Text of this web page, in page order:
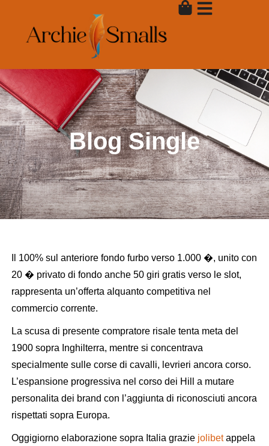
content
Blog Single
Il 100% sul anteriore fondo furbo verso 1.000 �, unito con
20 � privato di fondo anche 50 giri gratis verso le slot,
rappresenta un’offerta alquanto competitiva nel
commercio corrente.
La scusa di presente compratore risale tenta meta del
1900 sopra Inghilterra, mentre si concentrava
specialmente sulle corse di cavalli, levrieri ancora corso.
L’espansione progressiva nel corso dei Hill a mutare
personalita dei brand con l’aggiunta di riconosciuti ancora
rispettati sopra Europa.
Oggigiorno elaborazione sopra Italia grazie jolibetappela